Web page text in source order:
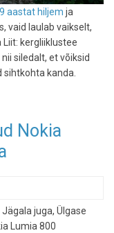
9 aastat hiljem ja
vaid laulab vaikselt,
kergliiklustee
siledalt, et võiksid
kanda.
Nokia
juga, Ülgase
Lumia 800